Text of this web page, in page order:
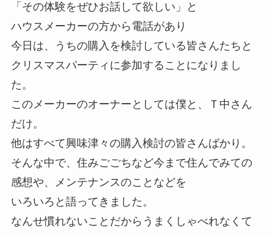
「その体験をぜひお話して欲しい」と
ハウスメーカーの方から電話があり
今日は、うちの購入を検討している皆さんたちと
クリスマスパーティに参加することになりまし
た。
このメーカーのオーナーとしては僕と、Ｔ中さん
だけ。
他はすべて興味津々の購入検討の皆さんばかり。
そんな中で、住みごごちなど今まで住んでみての
感想や、メンテナンスのことなどを
いろいろと語ってきました。
なんせ慣れないことだからうまくしゃべれなくて